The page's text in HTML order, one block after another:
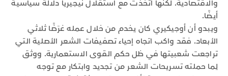
والاقتصادية. لكنها اتخذت مع استقلال نيجيريا دلالة سياسية
أيضًا.
ويبدو أن أوجيكيري كان يخدم من خلال عمله غرَضًا ثلاثي
الأبعاد. فقد واكب اتجاه إحياء تصفيفات الشعر الأصلية التي
تراجعت شعبيتها في ظل حكم القوى الاستعمارية. ووثق
لِما حملته تسريحات الشعر من تجديد وابتكار مع توجه